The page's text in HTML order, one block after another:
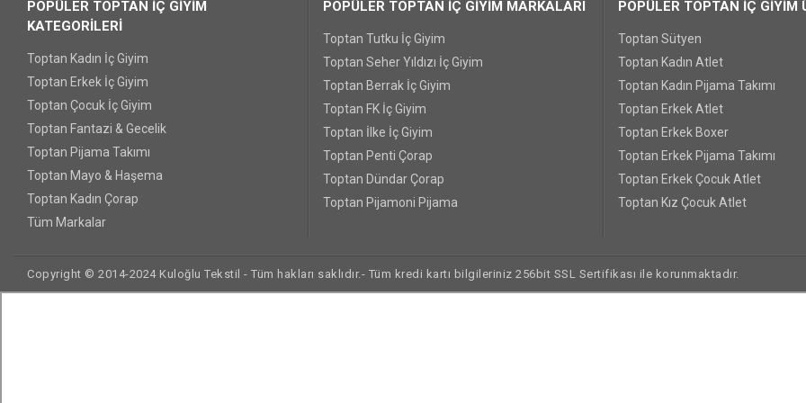
POPÜLER TOPTAN İÇ GİYİM
KATEGORİLERİ
Toptan Kadın İç Giyim
Toptan Erkek İç Giyim
Toptan Çocuk İç Giyim
Toptan Fantazi & Gecelik
Toptan Pijama Takımı
Toptan Mayo & Haşema
Toptan Kadın Çorap
Tüm Markalar
POPÜLER TOPTAN İÇ GİYİM MARKALARI
Toptan Tutku İç Giyim
Toptan Seher Yıldızı İç Giyim
Toptan Berrak İç Giyim
Toptan FK İç Giyim
Toptan İlke İç Giyim
Toptan Penti Çorap
Toptan Dündar Çorap
Toptan Pijamoni Pijama
POPÜLER TOPTAN İÇ GİYİM
Toptan Sütyen
Toptan Kadın Atlet
Toptan Kadın Pijama Takımı
Toptan Erkek Atlet
Toptan Erkek Boxer
Toptan Erkek Pijama Takımı
Toptan Erkek Çocuk Atlet
Toptan Kız Çocuk Atlet
Copyright © 2014-2024 Kuloğlu Tekstil - Tüm hakları saklıdır.- Tüm kredi kartı bilgileriniz 256bit SSL Sertifikası ile korunmaktadır.